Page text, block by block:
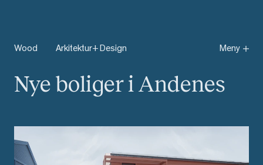
Wood Arkitektur+Design Meny
Nye boliger i Andenes